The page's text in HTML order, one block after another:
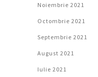
Noiembrie 2021
Octombrie 2021
Septembrie 2021
August 2021
Iulie 2021